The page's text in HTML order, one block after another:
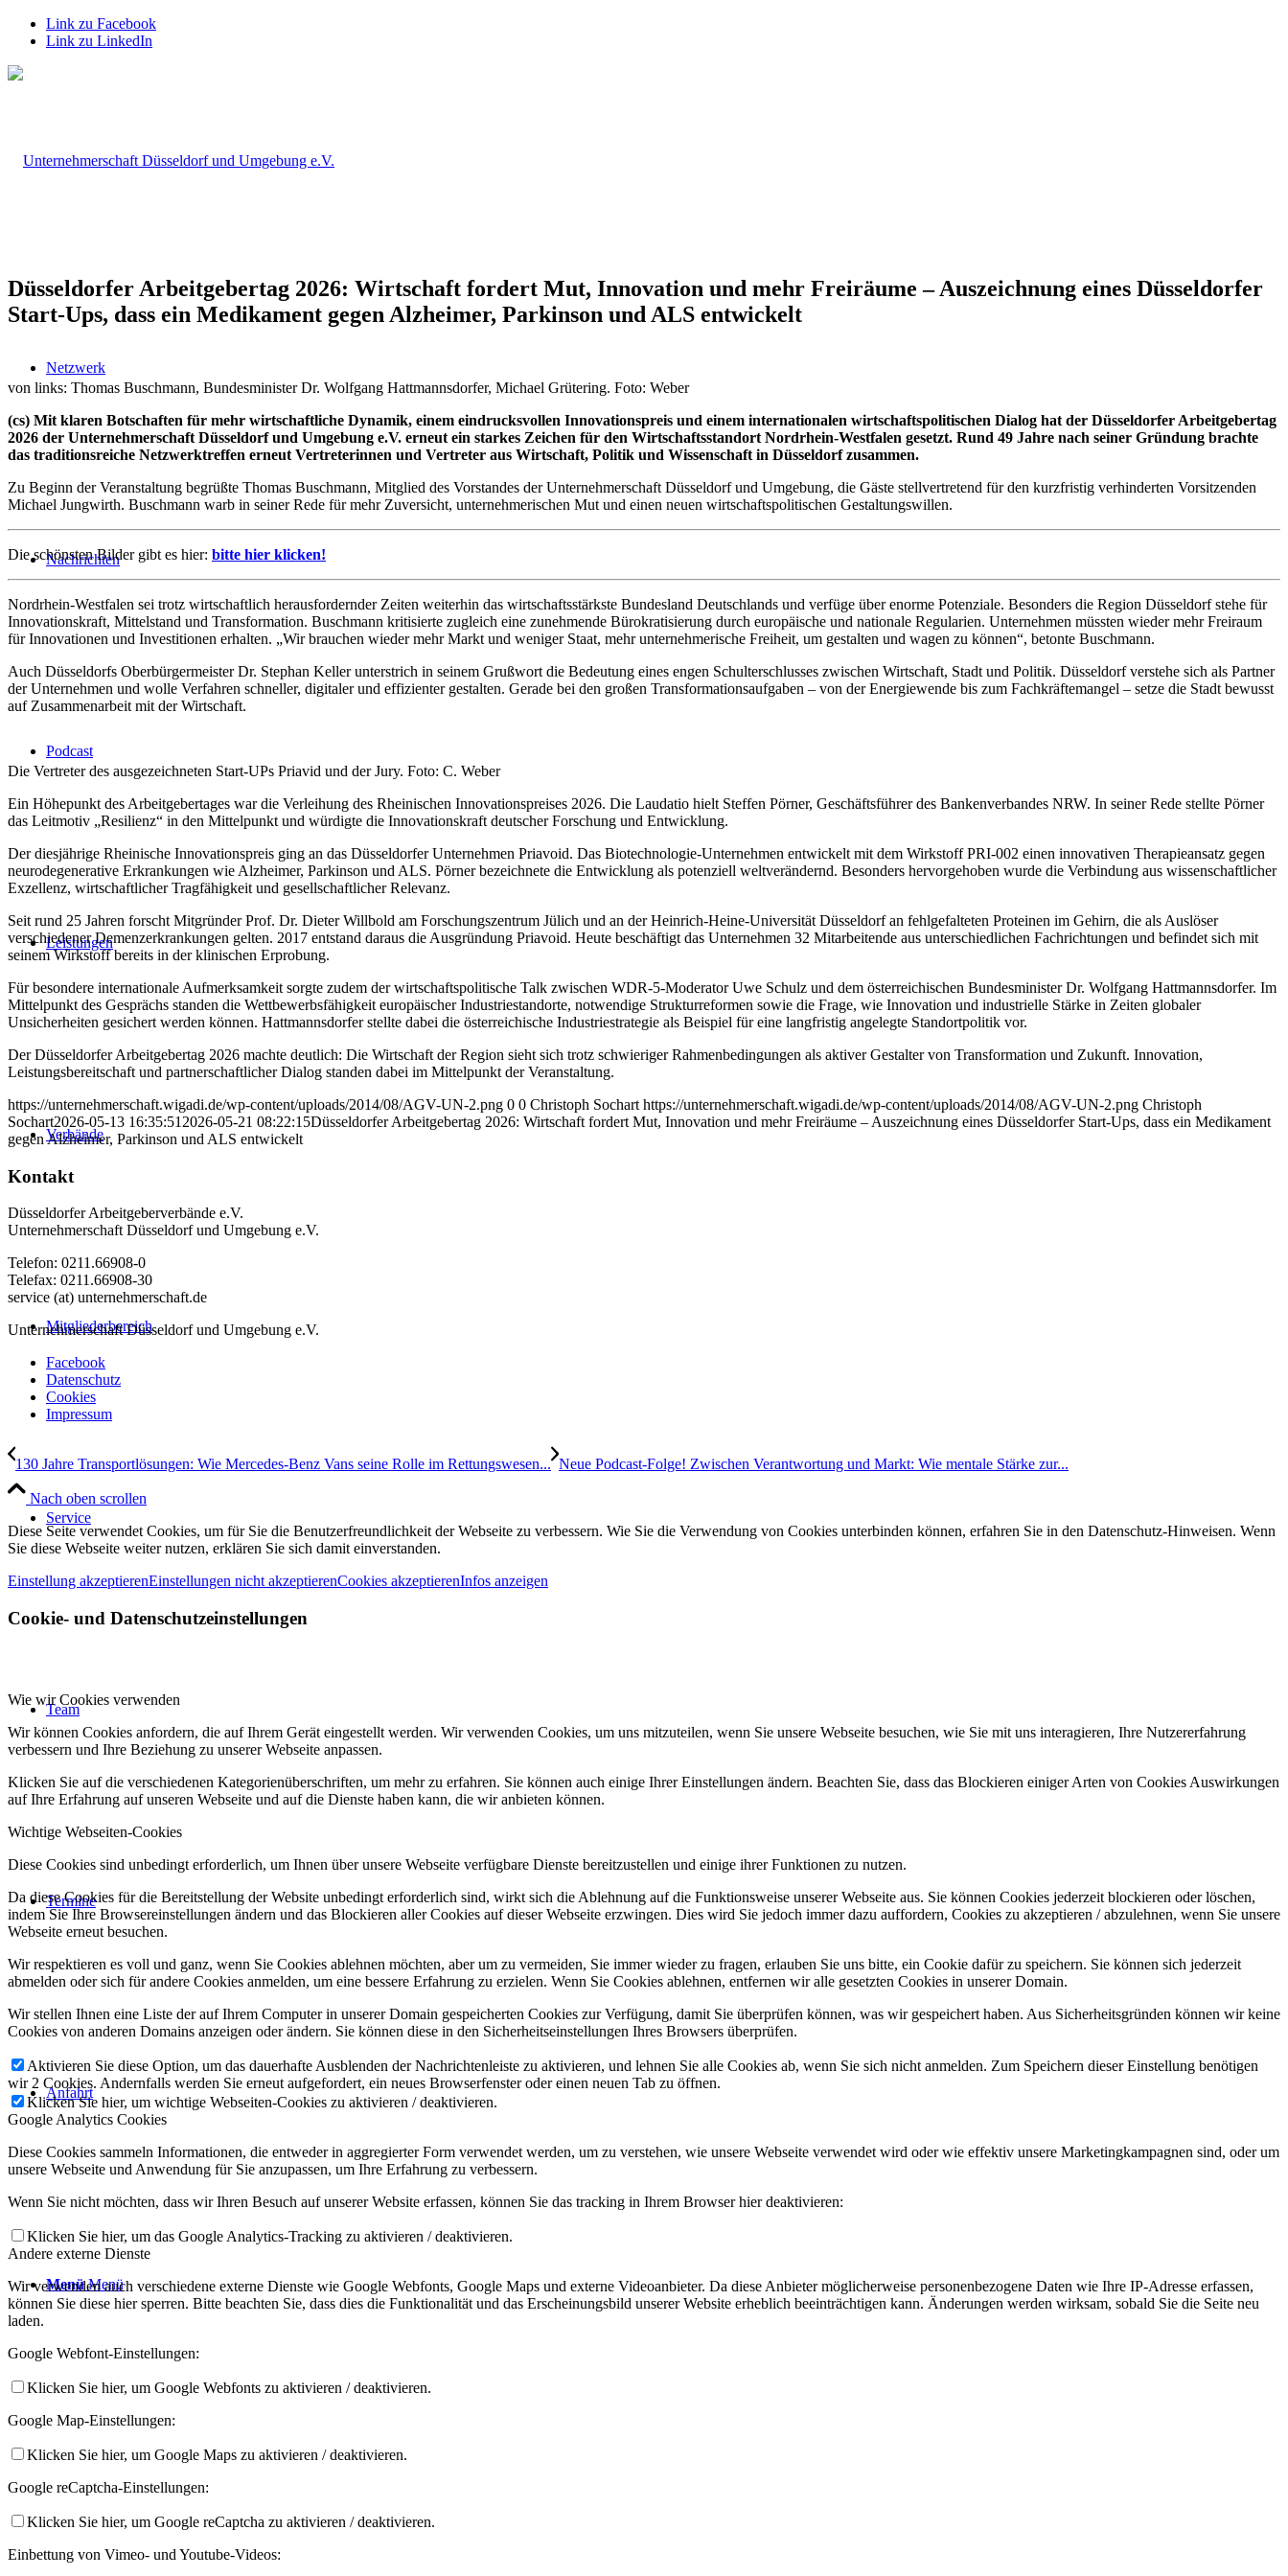
Link zu Facebook
Link zu LinkedIn
Netzwerk
Nachrichten
Podcast
Leistungen
Verbände
Mitgliederbereich
Service
Team
Termine
Anfahrt
Menü Menü
Düsseldorfer Arbeitgebertag 2026: Wirtschaft fordert Mut, Innovation und mehr Freiräume – Auszeichnung eines Düsseldorfer
Start-Ups, dass ein Medikament gegen Alzheimer, Parkinson und ALS entwickelt
von links: Thomas Buschmann, Bundesminister Dr. Wolfgang Hattmannsdorfer, Michael Grütering. Foto: Weber
(cs) Mit klaren Botschaften für mehr wirtschaftliche Dynamik, einem eindrucksvollen Innovationspreis und einem internationalen wirtschaftspolitischen Dialog hat der Düsseldorfer Arbeitgebertag
2026 der Unternehmerschaft Düsseldorf und Umgebung e.V. erneut ein starkes Zeichen für den Wirtschaftsstandort Nordrhein-Westfalen gesetzt. Rund 49 Jahre nach seiner Gründung brachte
das traditionsreiche Netzwerktreffen erneut Vertreterinnen und Vertreter aus Wirtschaft, Politik und Wissenschaft in Düsseldorf zusammen.
Zu Beginn der Veranstaltung begrüßte Thomas Buschmann, Mitglied des Vorstandes der Unternehmerschaft Düsseldorf und Umgebung, die Gäste stellvertretend für den kurzfristig verhinderten Vorsitzenden
Michael Jungwirth. Buschmann warb in seiner Rede für mehr Zuversicht, unternehmerischen Mut und einen neuen wirtschaftspolitischen Gestaltungswillen.
Die schönsten Bilder gibt es hier: bitte hier klicken!
Nordrhein-Westfalen sei trotz wirtschaftlich herausfordernder Zeiten weiterhin das wirtschaftsstärkste Bundesland Deutschlands und verfüge über enorme Potenziale. Besonders die Region Düsseldorf stehe für
Innovationskraft, Mittelstand und Transformation. Buschmann kritisierte zugleich eine zunehmende Bürokratisierung durch europäische und nationale Regularien. Unternehmen müssten wieder mehr Freiraum
für Innovationen und Investitionen erhalten. „Wir brauchen wieder mehr Markt und weniger Staat, mehr unternehmerische Freiheit, um gestalten und wagen zu können“, betonte Buschmann.
Auch Düsseldorfs Oberbürgermeister Dr. Stephan Keller unterstrich in seinem Grußwort die Bedeutung eines engen Schulterschlusses zwischen Wirtschaft, Stadt und Politik. Düsseldorf verstehe sich als Partner
der Unternehmen und wolle Verfahren schneller, digitaler und effizienter gestalten. Gerade bei den großen Transformationsaufgaben – von der Energiewende bis zum Fachkräftemangel – setze die Stadt bewusst
auf Zusammenarbeit mit der Wirtschaft.
Die Vertreter des ausgezeichneten Start-UPs Priavid und der Jury. Foto: C. Weber
Ein Höhepunkt des Arbeitgebertages war die Verleihung des Rheinischen Innovationspreises 2026. Die Laudatio hielt Steffen Pörner, Geschäftsführer des Bankenverbandes NRW. In seiner Rede stellte Pörner
das Leitmotiv „Resilienz“ in den Mittelpunkt und würdigte die Innovationskraft deutscher Forschung und Entwicklung.
Der diesjährige Rheinische Innovationspreis ging an das Düsseldorfer Unternehmen Priavoid. Das Biotechnologie-Unternehmen entwickelt mit dem Wirkstoff PRI-002 einen innovativen Therapieansatz gegen
neurodegenerative Erkrankungen wie Alzheimer, Parkinson und ALS. Pörner bezeichnete die Entwicklung als potenziell weltverändernd. Besonders hervorgehoben wurde die Verbindung aus wissenschaftlicher
Exzellenz, wirtschaftlicher Tragfähigkeit und gesellschaftlicher Relevanz.
Seit rund 25 Jahren forscht Mitgründer Prof. Dr. Dieter Willbold am Forschungszentrum Jülich und an der Heinrich-Heine-Universität Düsseldorf an fehlgefalteten Proteinen im Gehirn, die als Auslöser
verschiedener Demenzerkrankungen gelten. 2017 entstand daraus die Ausgründung Priavoid. Heute beschäftigt das Unternehmen 32 Mitarbeitende aus unterschiedlichen Fachrichtungen und befindet sich mit
seinem Wirkstoff bereits in der klinischen Erprobung.
Für besondere internationale Aufmerksamkeit sorgte zudem der wirtschaftspolitische Talk zwischen WDR-5-Moderator Uwe Schulz und dem österreichischen Bundesminister Dr. Wolfgang Hattmannsdorfer. Im
Mittelpunkt des Gesprächs standen die Wettbewerbsfähigkeit europäischer Industriestandorte, notwendige Strukturreformen sowie die Frage, wie Innovation und industrielle Stärke in Zeiten globaler
Unsicherheiten gesichert werden können. Hattmannsdorfer stellte dabei die österreichische Industriestrategie als Beispiel für eine langfristig angelegte Standortpolitik vor.
Der Düsseldorfer Arbeitgebertag 2026 machte deutlich: Die Wirtschaft der Region sieht sich trotz schwieriger Rahmenbedingungen als aktiver Gestalter von Transformation und Zukunft. Innovation,
Leistungsbereitschaft und partnerschaftlicher Dialog standen dabei im Mittelpunkt der Veranstaltung.
https://unternehmerschaft.wigadi.de/wp-content/uploads/2014/08/AGV-UN-2.png 0 0 Christoph Sochart https://unternehmerschaft.wigadi.de/wp-content/uploads/2014/08/AGV-UN-2.png Christoph
Sochart2026-05-13 16:35:51 2026-05-21 08:22:15Düsseldorfer Arbeitgebertag 2026: Wirtschaft fordert Mut, Innovation und mehr Freiräume – Auszeichnung eines Düsseldorfer Start-Ups, dass ein Medikament
gegen Alzheimer, Parkinson und ALS entwickelt
Kontakt
Düsseldorfer Arbeitgeberverbände e.V.
Unternehmerschaft Düsseldorf und Umgebung e.V.
Telefon: 0211.66908-0
Telefax: 0211.66908-30
service (at) unternehmerschaft.de
Unternehmerschaft Düsseldorf und Umgebung e.V.
Facebook
Datenschutz
Cookies
Impressum
130 Jahre Transportlösungen: Wie Mercedes-Benz Vans seine Rolle im Rettungswesen... Neue Podcast-Folge! Zwischen Verantwortung und Markt: Wie mentale Stärke zur...
Nach oben scrollen
Diese Seite verwendet Cookies, um für Sie die Benutzerfreundlichkeit der Webseite zu verbessern. Wie Sie die Verwendung von Cookies unterbinden können, erfahren Sie in den Datenschutz-Hinweisen. Wenn
Sie diese Webseite weiter nutzen, erklären Sie sich damit einverstanden.
Einstellung akzeptierenEinstellungen nicht akzeptierenCookies akzeptierenInfos anzeigen
Cookie- und Datenschutzeinstellungen
Wie wir Cookies verwenden
Wir können Cookies anfordern, die auf Ihrem Gerät eingestellt werden. Wir verwenden Cookies, um uns mitzuteilen, wenn Sie unsere Webseite besuchen, wie Sie mit uns interagieren, Ihre Nutzererfahrung
verbessern und Ihre Beziehung zu unserer Webseite anpassen.
Klicken Sie auf die verschiedenen Kategorienüberschriften, um mehr zu erfahren. Sie können auch einige Ihrer Einstellungen ändern. Beachten Sie, dass das Blockieren einiger Arten von Cookies Auswirkungen
auf Ihre Erfahrung auf unseren Webseite und auf die Dienste haben kann, die wir anbieten können.
Wichtige Webseiten-Cookies
Diese Cookies sind unbedingt erforderlich, um Ihnen über unsere Webseite verfügbare Dienste bereitzustellen und einige ihrer Funktionen zu nutzen.
Da diese Cookies für die Bereitstellung der Website unbedingt erforderlich sind, wirkt sich die Ablehnung auf die Funktionsweise unserer Webseite aus. Sie können Cookies jederzeit blockieren oder löschen,
indem Sie Ihre Browsereinstellungen ändern und das Blockieren aller Cookies auf dieser Webseite erzwingen. Dies wird Sie jedoch immer dazu auffordern, Cookies zu akzeptieren / abzulehnen, wenn Sie unsere
Webseite erneut besuchen.
Wir respektieren es voll und ganz, wenn Sie Cookies ablehnen möchten, aber um zu vermeiden, Sie immer wieder zu fragen, erlauben Sie uns bitte, ein Cookie dafür zu speichern. Sie können sich jederzeit
abmelden oder sich für andere Cookies anmelden, um eine bessere Erfahrung zu erzielen. Wenn Sie Cookies ablehnen, entfernen wir alle gesetzten Cookies in unserer Domain.
Wir stellen Ihnen eine Liste der auf Ihrem Computer in unserer Domain gespeicherten Cookies zur Verfügung, damit Sie überprüfen können, was wir gespeichert haben. Aus Sicherheitsgründen können wir keine
Cookies von anderen Domains anzeigen oder ändern. Sie können diese in den Sicherheitseinstellungen Ihres Browsers überprüfen.
Aktivieren Sie diese Option, um das dauerhafte Ausblenden der Nachrichtenleiste zu aktivieren, und lehnen Sie alle Cookies ab, wenn Sie sich nicht anmelden. Zum Speichern dieser Einstellung benötigen
wir 2 Cookies. Andernfalls werden Sie erneut aufgefordert, ein neues Browserfenster oder einen neuen Tab zu öffnen.
Klicken Sie hier, um wichtige Webseiten-Cookies zu aktivieren / deaktivieren.
Google Analytics Cookies
Diese Cookies sammeln Informationen, die entweder in aggregierter Form verwendet werden, um zu verstehen, wie unsere Webseite verwendet wird oder wie effektiv unsere Marketingkampagnen sind, oder um
unsere Webseite und Anwendung für Sie anzupassen, um Ihre Erfahrung zu verbessern.
Wenn Sie nicht möchten, dass wir Ihren Besuch auf unserer Website erfassen, können Sie das tracking in Ihrem Browser hier deaktivieren:
Klicken Sie hier, um das Google Analytics-Tracking zu aktivieren / deaktivieren.
Andere externe Dienste
Wir verwenden auch verschiedene externe Dienste wie Google Webfonts, Google Maps und externe Videoanbieter. Da diese Anbieter möglicherweise personenbezogene Daten wie Ihre IP-Adresse erfassen,
können Sie diese hier sperren. Bitte beachten Sie, dass dies die Funktionalität und das Erscheinungsbild unserer Website erheblich beeinträchtigen kann. Änderungen werden wirksam, sobald Sie die Seite neu
laden.
Google Webfont-Einstellungen:
Klicken Sie hier, um Google Webfonts zu aktivieren / deaktivieren.
Google Map-Einstellungen:
Klicken Sie hier, um Google Maps zu aktivieren / deaktivieren.
Google reCaptcha-Einstellungen:
Klicken Sie hier, um Google reCaptcha zu aktivieren / deaktivieren.
Einbettung von Vimeo- und Youtube-Videos: